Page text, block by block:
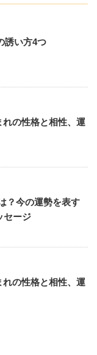
誘い方4つ
の性格と相性、運
？今の運勢を表す
セージ
の性格と相性、運